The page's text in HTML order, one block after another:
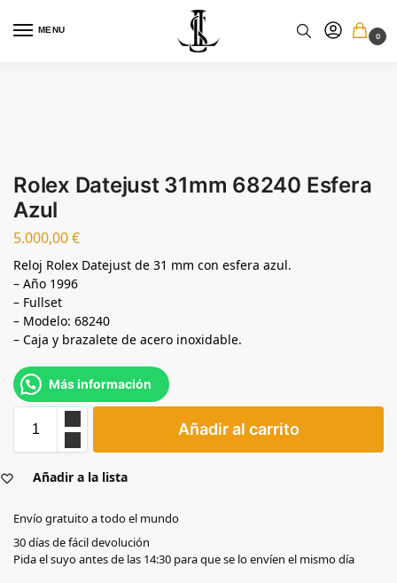
MENU
0
Rolex Datejust 31mm 68240 Esfera
Azul
5.000,00€
Reloj Rolex Datejust de 31 mm con esfera azul.
– Año 1996
– Fullset
– Modelo: 68240
– Caja y brazalete de acero inoxidable.
Más información
Añadir al carrito
Añadir a la lista
Envío gratuito a todo el mundo
30 días de fácil devolución
Pida el suyo antes de las 14:30 para que se lo envíen el mismo día